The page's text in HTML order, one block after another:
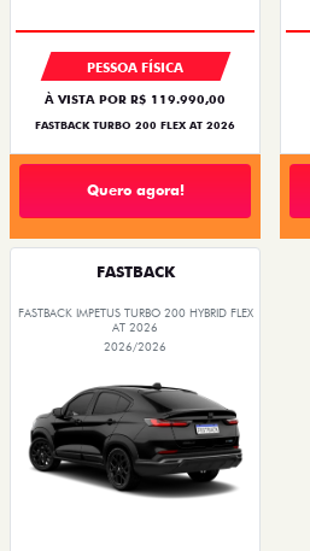
PESSOA FÍSICA
À VISTA POR R$ 119.990,00
FASTBACK TURBO 200 FLEX AT 2026
Quero agora!
FASTBACK
FASTBACK IMPETUS TURBO 200 HYBRID FLEX
AT 2026
2026/2026